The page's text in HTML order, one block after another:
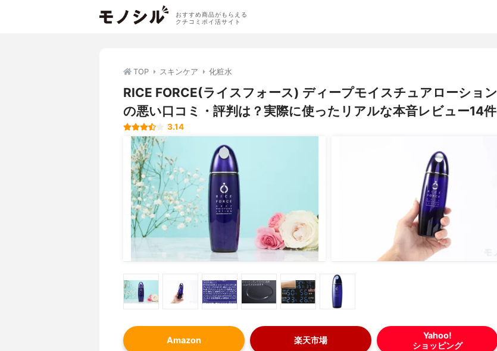
おすすめ商品がもらえる
クチコミポイ活サイト
TOP スキンケア 化粧水
RICE FORCE(ライスフォース) ディープモイスチュアローション
の悪い口コミ・評判は？実際に使ったリアルな本音レビュー14件
3.14
Amazon 楽天市場
Yahoo!
ショッピング